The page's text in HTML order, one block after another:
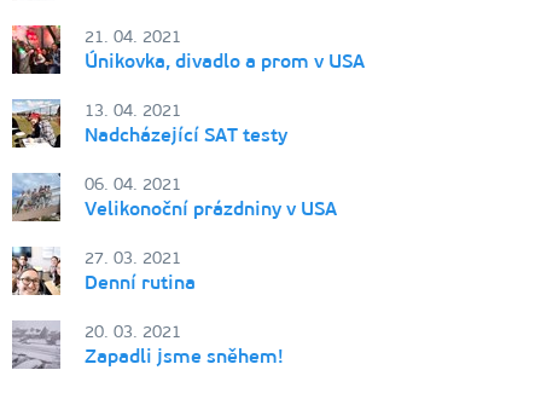
21. 04. 2021
Únikovka, divadlo a prom v USA
13. 04. 2021
Nadcházející SAT testy
06. 04. 2021
Velikonoční prázdniny v USA
27. 03. 2021
Denní rutina
20. 03. 2021
Zapadli jsme sněhem!